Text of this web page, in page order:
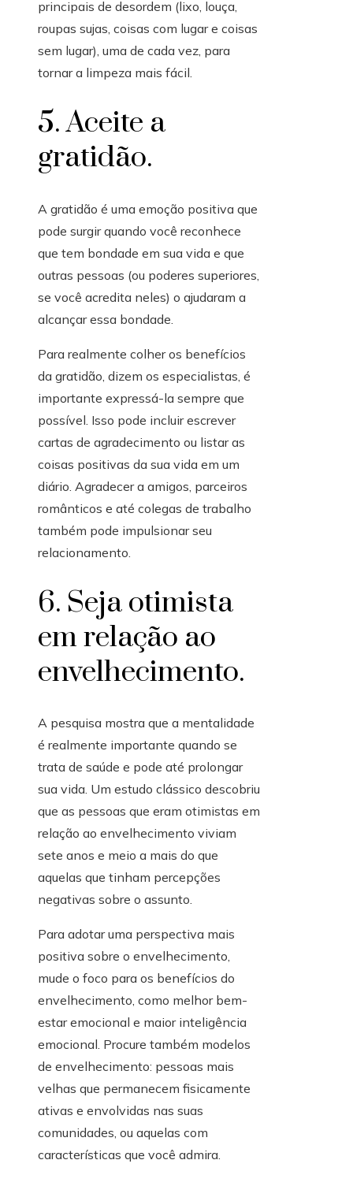
principais de desordem (lixo, louça,
roupas sujas, coisas com lugar e coisas
sem lugar), uma de cada vez, para
tornar a limpeza mais fácil.
5. Aceite a
gratidão.
A gratidão é uma emoção positiva que
pode surgir quando você reconhece
que tem bondade em sua vida e que
outras pessoas (ou poderes superiores,
se você acredita neles) o ajudaram a
alcançar essa bondade.
Para realmente colher os benefícios
da gratidão, dizem os especialistas, é
importante expressá-la sempre que
possível. Isso pode incluir escrever
cartas de agradecimento ou listar as
coisas positivas da sua vida em um
diário. Agradecer a amigos, parceiros
românticos e até colegas de trabalho
também pode impulsionar seu
relacionamento.
6. Seja otimista
em relação ao
envelhecimento.
A pesquisa mostra que a mentalidade
é realmente importante quando se
trata de saúde e pode até prolongar
sua vida. Um estudo clássico descobriu
que as pessoas que eram otimistas em
relação ao envelhecimento viviam
sete anos e meio a mais do que
aquelas que tinham percepções
negativas sobre o assunto.
Para adotar uma perspectiva mais
positiva sobre o envelhecimento,
mude o foco para os benefícios do
envelhecimento, como melhor bem-
estar emocional e maior inteligência
emocional. Procure também modelos
de envelhecimento: pessoas mais
velhas que permanecem fisicamente
ativas e envolvidas nas suas
comunidades, ou aquelas com
características que você admira.